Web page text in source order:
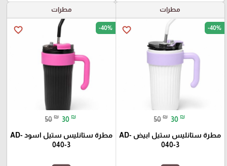
مطرات
favorite_border -40%
50 ₪ 30 ₪
مطرة ستانليس ستيل ابيض AD-
040-3
مطرات
favorite_border -40%
50 ₪ 30 ₪
مطرة ستانليس ستيل اسود AD-
040-3